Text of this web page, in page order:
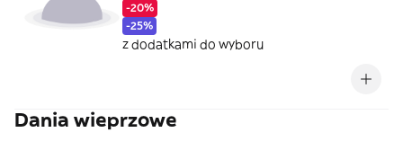
-20%
-25%
z dodatkami do wyboru
Dania wieprzowe